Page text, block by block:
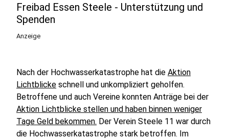
Freibad Essen Steele - Unterstützung und
Spenden
Anzeige
Nach der Hochwasserkatastrophe hat die Aktion
Lichtblicke schnell und unkompliziert geholfen.
Betroffene und auch Vereine konnten Anträge bei der
Aktion Lichtblicke stellen und haben binnen weniger
Tage Geld bekommen. Der Verein Steele 11 war durch
die Hochwasserkatastrophe stark betroffen. Im